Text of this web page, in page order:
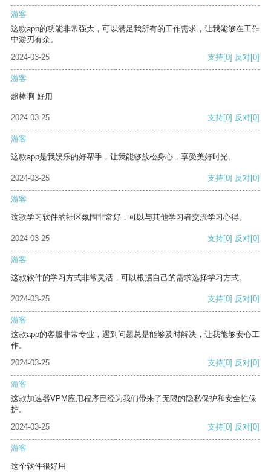
游客
这款app的功能非常强大，可以满足我所有的工作需求，让我能够在工作
中游刃有余。
2024-03-25
支持[0] 反对[0]
游客
超棒啊 好用
2024-03-25 支持[0] 反对[0]
游客
这款app是我娱乐的好帮手，让我能够放松身心，享受美好时光。
2024-03-25 支持[0] 反对[0]
游客
这款学习软件的社区氛围非常好，可以与其他学习者交流学习心得。
2024-03-25 支持[0] 反对[0]
游客
这款软件的学习方式非常灵活，可以根据自己的需求选择学习方式。
2024-03-25 支持[0] 反对[0]
游客
这款app的客服非常专业，遇到问题总是能够及时解决，让我能够安心工
作。
2024-03-25
支持[0] 反对[0]
游客
这款加速器VPM应用程序已经为我们带来了无限的隐私保护和安全性保
护。
2024-03-25
支持[0] 反对[0]
游客
这个软件很好用